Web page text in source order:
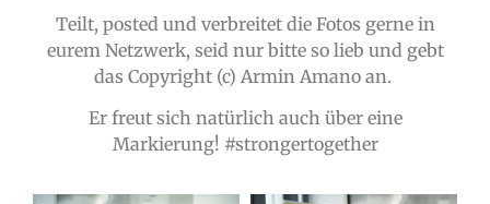
Teilt, posted und verbreitet die Fotos gerne in
eurem Netzwerk, seid nur bitte so lieb und gebt
das Copyright (c) Armin Amano an.
Er freut sich natürlich auch über eine
Markierung! #strongertogether